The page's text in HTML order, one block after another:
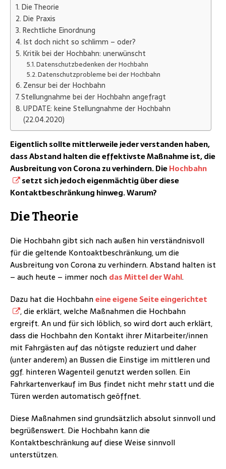
Die Theorie
Die Praxis
Rechtliche Einordnung
Ist doch nicht so schlimm – oder?
Kritik bei der Hochbahn: unerwünscht
Datenschutzbedenken der Hochbahn
Datenschutzprobleme bei der Hochbahn
Zensur bei der Hochbahn
Stellungnahme bei der Hochbahn angefragt
UPDATE: keine Stellungnahme der Hochbahn
(22.04.2020)
Eigentlich sollte mittlerweile jeder verstanden haben,
dass Abstand halten die effektivste Maßnahme ist, die
Ausbreitung von Corona zu verhindern. DieHochbahn
setzt sich jedoch eigenmächtig über diese
Kontaktbeschränkung hinweg. Warum?
Die Theorie
Die Hochbahn gibt sich nach außen hin verständnisvoll
für die geltende Kontoaktbeschränkung, um die
Ausbreitung von Corona zu verhindern. Abstand halten ist
– auch heute – immer noch das Mittel der Wahl.
Dazu hat die Hochbahneine eigene Seite eingerichtet
, die erklärt, welche Maßnahmen die Hochbahn
ergreift. An und für sich löblich, so wird dort auch erklärt,
dass die Hochbahn den Kontakt ihrer Mitarbeiter/innen
mit Fahrgästen auf das nötigste reduziert und daher
(unter anderem) an Bussen die Einstige im mittleren und
ggf. hinteren Wagenteil genutzt werden sollen. Ein
Fahrkartenverkauf im Bus findet nicht mehr statt und die
Türen werden automatisch geöffnet.
Diese Maßnahmen sind grundsätzlich absolut sinnvoll und
begrüßenswert. Die Hochbahn kann die
Kontaktbeschränkung auf diese Weise sinnvoll
unterstützen.